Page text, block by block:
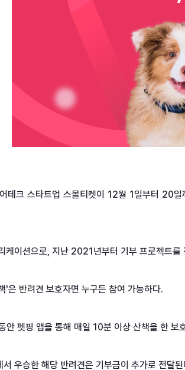
테크 스타트업 스몰티켓이 12월 1일부터 20
케이션으로, 지난 2021년부터 기부 프로젝트를
반려견 보호자면 누구든 참여 가능하다.
펫핑 앱을 통해 매일 10분 이상 산책을 한 보
우승한 해당 반려견은 기부금이 추가로 전달된